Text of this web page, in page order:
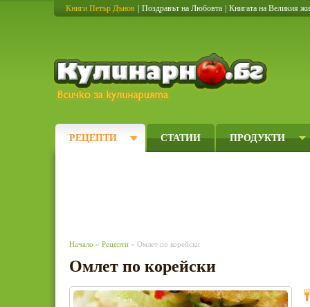
Книги Петър Дънов Поздравът на Любовта Книгата на Великия
РЕЦЕПТИ СТАТИИ ПРОДУКТИ
Начало » Рецепти » Омлет по корейски
Омлет по корейски